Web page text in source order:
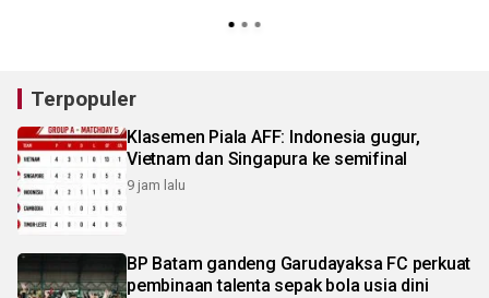
Terpopuler
Klasemen Piala AFF: Indonesia gugur,
Vietnam dan Singapura ke semifinal
9 jam lalu
BP Batam gandeng Garudayaksa FC perkuat
pembinaan talenta sepak bola usia dini